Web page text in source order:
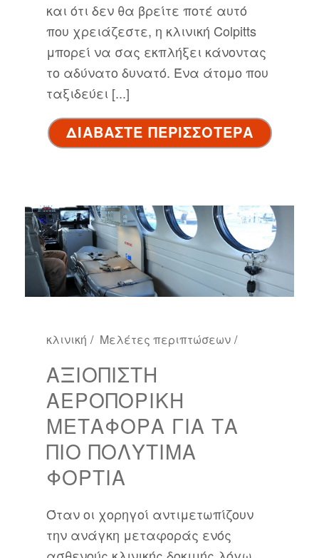
και ότι δεν θα βρείτε ποτέ αυτό
που χρειάζεστε, η κλινική Colpitts
μπορεί να σας εκπλήξει κάνοντας
το αδύνατο δυνατό. Ένα άτομο που
ταξιδεύει [...]
ΔΙΑΒΑΣΤΕ ΠΕΡΙΣΣΟΤΕΡΑ
κλινική Μελέτες περιπτώσεων
ΑΞΙΌΠΙΣΤΗ
ΑΕΡΟΠΟΡΙΚΉ
ΜΕΤΑΦΟΡΆ ΓΙΑ ΤΑ
ΠΙΟ ΠΟΛΎΤΙΜΑ
ΦΟΡΤΊΑ
Όταν οι χορηγοί αντιμετωπίζουν
την ανάγκη μεταφοράς ενός